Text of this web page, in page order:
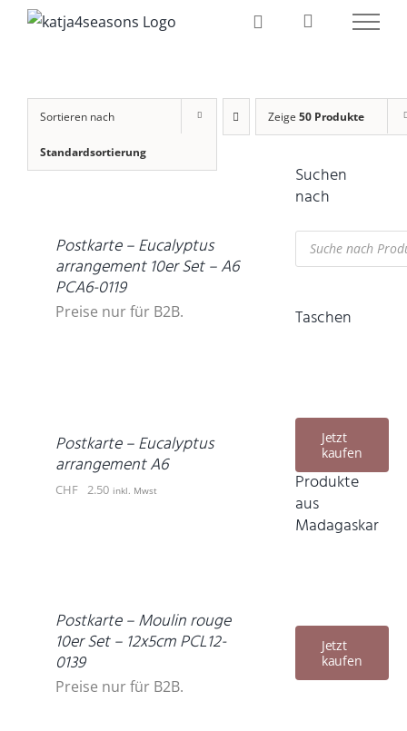
Zum
Sortieren nach
Standardsortierung
Zeige 50 Produkte
Postkarte – Eucalyptus
arrangement 10er Set – A6
PCA6-0119
Preise nur für B2B.
Postkarte – Eucalyptus
arrangement A6
CHF 2.50 inkl. Mwst
Postkarte – Moulin rouge
10er Set – 12x5cm PCL12-
0139
Preise nur für B2B.
Suchen
nach
Products
search
Taschen
Jetzt
kaufen
Produkte
aus
Madagaskar
Jetzt
kaufen